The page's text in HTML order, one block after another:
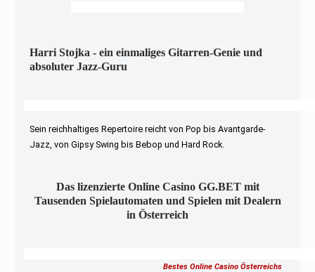
Harri Stojka - ein einmaliges Gitarren-Genie und
absoluter Jazz-Guru
Sein reichhaltiges Repertoire reicht von Pop bis Avantgarde-
Jazz, von Gipsy Swing bis Bebop und Hard Rock.
Das lizenzierte Online Casino GG.BET mit
Tausenden Spielautomaten und Spielen mit Dealern
in Österreich
Bestes Online Casino Österreichs